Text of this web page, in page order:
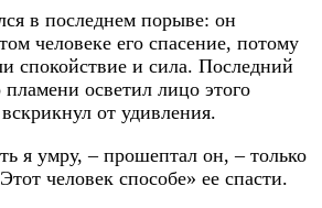
в последнем порыве: он
человеке его спасение, потому
спокойствие и сила. Последний
пламени осветил лицо этого
от удивления.
я умру, – прошептал он, – только
человек способе» ее спасти.